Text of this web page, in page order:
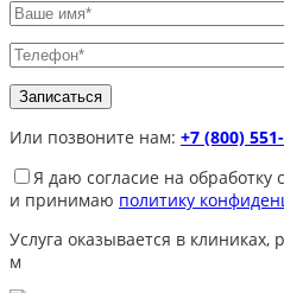
Или позвоните нам: +7 (800)
Я даю согласие на обработку
и принимаю политику
Услуга оказывается в
м